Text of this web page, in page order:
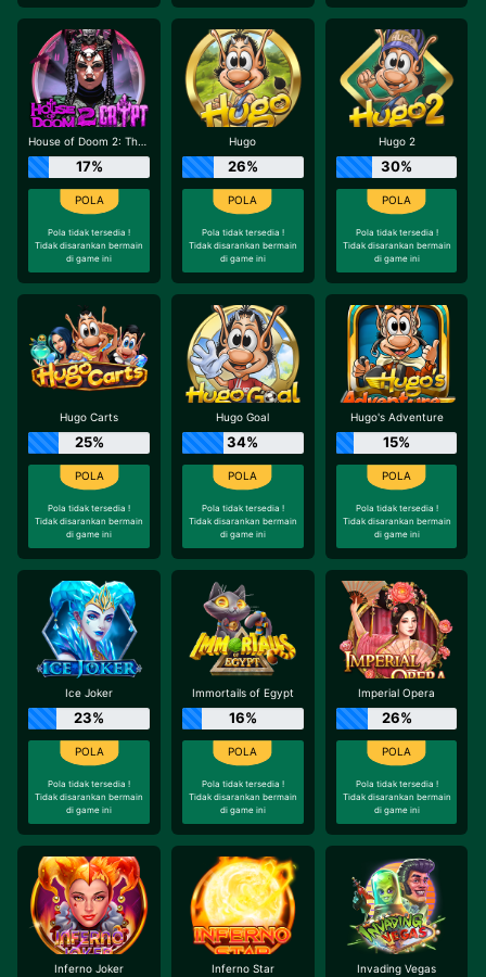
House of Doom 2: The Crypt
17%
Pola tidak tersedia !
Tidak disarankan bermain
di game ini
Hugo
26%
Pola tidak tersedia !
Tidak disarankan bermain
di game ini
Hugo 2
30%
Pola tidak tersedia !
Tidak disarankan bermain
di game ini
Hugo Carts
25%
Pola tidak tersedia !
Tidak disarankan bermain
di game ini
Hugo Goal
34%
Pola tidak tersedia !
Tidak disarankan bermain
di game ini
Hugo's Adventure
15%
Pola tidak tersedia !
Tidak disarankan bermain
di game ini
Ice Joker
23%
Pola tidak tersedia !
Tidak disarankan bermain
di game ini
Immortails of Egypt
16%
Pola tidak tersedia !
Tidak disarankan bermain
di game ini
Imperial Opera
26%
Pola tidak tersedia !
Tidak disarankan bermain
di game ini
Inferno Joker Inferno Star Invading Vegas